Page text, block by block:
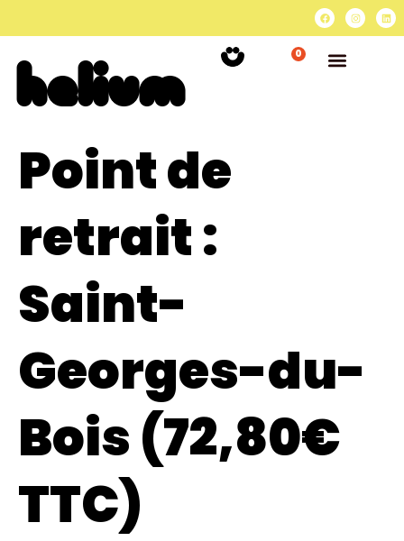
0
Point de
retrait :
Saint-
Georges-du-
Bois (72,80€
TTC)